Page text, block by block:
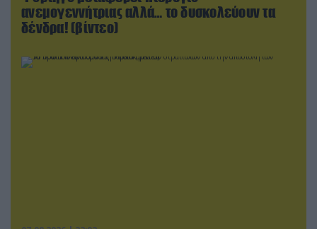
ανεμογεννήτριας αλλά… το δυσκολεύουν τα
δένδρα! (βίντεο)